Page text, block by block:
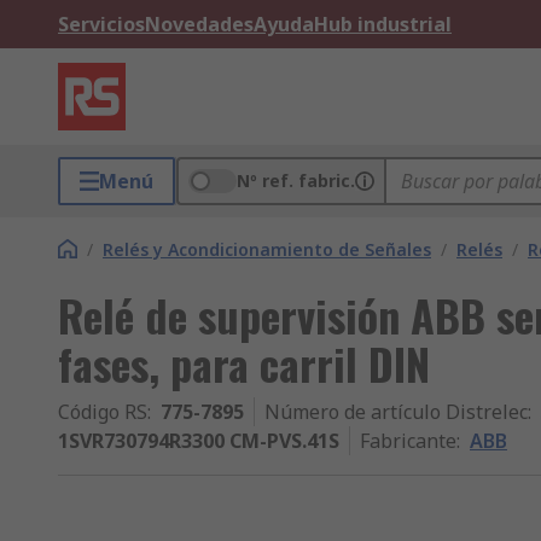
ServiciosNovedadesAyudaHub industrial
Menú Nº ref. fabric.
/ Relés y Acondicionamiento de Señales / Relés /
Relé de supervisión ABB
fases, para carril DIN
Código RS: 775-7895 Número de artículo Distrelec:
1SVR730794R3300 CM-PVS.41S
Fabricante: ABB